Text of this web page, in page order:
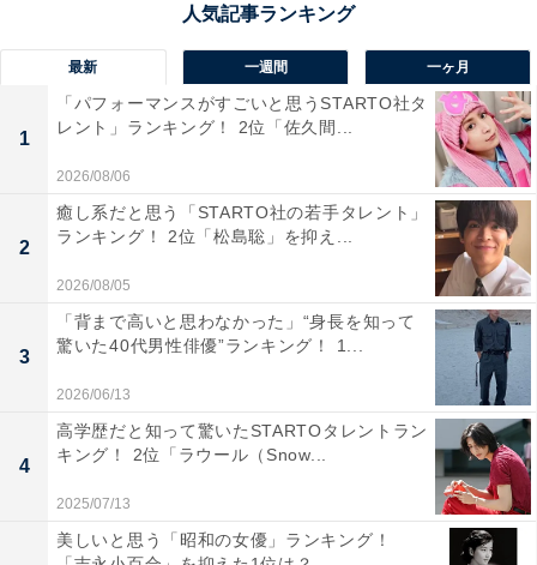
プルにも人気。観光と癒やしが両立できるスポットで
す。
回答者からは「天橋立から覗く景色がとても綺麗なの
と、食事も温泉も楽しめるのでおすすめだから」（40代
女性／奈良県）、「観光地でもあるので、一日楽しめそ
うなので」（50代男性／大阪府）、「天橋立の爽やかな
海風と自然を感じながら入浴できるから」（40代男性／
静岡県）といった声が集まりました。
※回答者からのコメントは原文ママです
この記事の筆者：坂上 恵
All About ニュースの編集者。オールアバウトに入社後、
SNSトレンドにフォーカスした記事執筆やSEOライティ
ングの経験を経て、のちにAll About ニュースチームのメ
ンバーに参入。現在は旅行・カルチャー・エンタメなど
最新 一週間 一ヶ月
1
「パフォーマンスがすごいと思うSTARTO社タ
レント」ランキング！ 2位「佐久間...
2026/08/06
2
癒し系だと思う「STARTO社の若手タレント」
ランキング！ 2位「松島聡」を抑え...
2026/08/05
3
「背まで高いと思わなかった」“身長を知って
驚いた40代男性俳優”ランキング！ 1...
2026/06/13
4
高学歴だと知って驚いたSTARTOタレントラン
キング！ 2位「ラウール（Snow...
2025/07/13
美しいと思う「昭和の女優」ランキング！